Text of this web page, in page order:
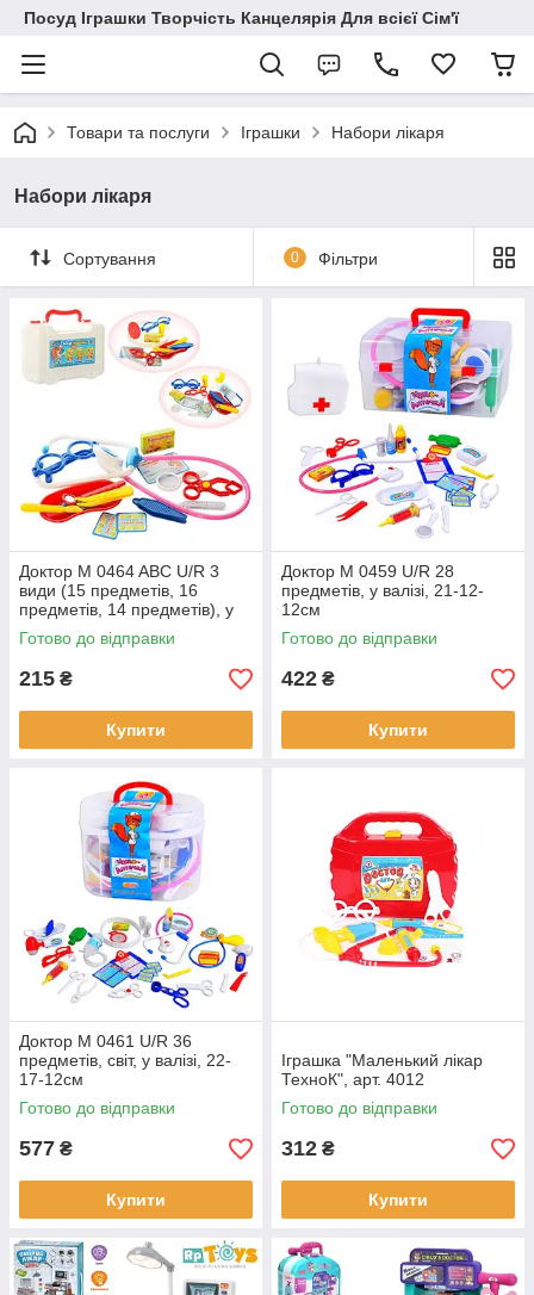
Посуд Іграшки Творчість Канцелярія Для всієї Сім'ї
Товари та послуги Іграшки Набори лікаря
Набори лікаря
Сортування 0 Фільтри
Доктор M 0464 ABC U/R 3
види (15 предметів, 16
предметів, 14 предметів), у
валізі, 20-16-7см
Готово до відправки
215 ₴
Купити
Доктор M 0459 U/R 28
предметів, у валізі, 21-12-
12см
Готово до відправки
422 ₴
Купити
Доктор M 0461 U/R 36
предметів, світ, у валізі, 22-
17-12см
Готово до відправки
577 ₴
Купити
Іграшка "Маленький лікар
ТехноК", арт. 4012
Готово до відправки
312 ₴
Купити